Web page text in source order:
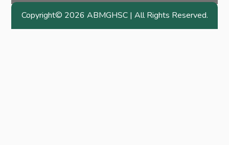
Copyright© 2026 ABMGHSC | All Rights Reserved.